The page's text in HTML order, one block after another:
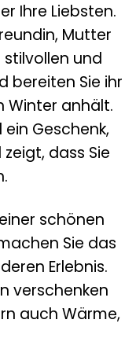
Ihre Liebsten.
Mutter
und
bereiten Sie ihr
Winter anhält.
Geschenk,
dass Sie
schönen
Sie das
Erlebnis.
verschenken
auch Wärme,